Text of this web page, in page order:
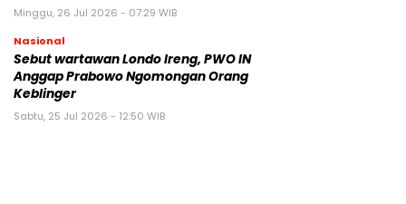
Minggu, 26 Jul 2026 - 07:29 WIB
Nasional
Sebut wartawan Londo Ireng, PWO IN
Anggap Prabowo Ngomongan Orang
Keblinger
Sabtu, 25 Jul 2026 - 12:50 WIB